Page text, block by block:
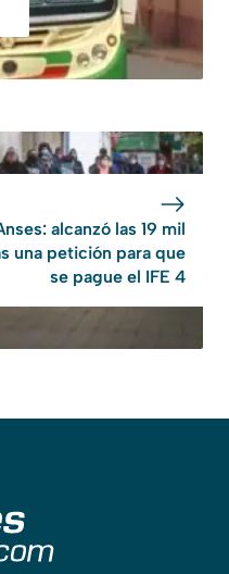
alcanzó las 19 mil
una petición para que
se pague el IFE 4